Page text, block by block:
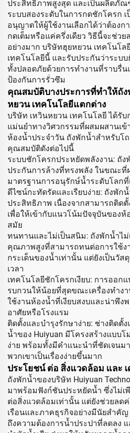
ประสิทธิภาพสูงสุด และเป็นผลิตภั
ระบบสองระดับในการกดชักโครก
อนุญาตให้ผู้ใช้งานเลือกได้ว่าต้องก
กดเต็มหรือแค่ครึ่งเดียว วิธีนี้จะช่ว
อย่างมาก บริษัทฮุยหยวน เทคโนโ
เทคโนโลยีนี้ และรับประกันว่าระบบ
ทั้งปลอดภัยด้วยการทำงานที่ราบรื่
ป้องกันการรั่วซึม
คุณสมบัติบางประการที่ทำให้ถั
หยวน เทคโนโลยีแตกต่าง
บริษัท เหวินหยวน เทคโนโลยี ได้รั
แม่นยำทางวิศวกรรมที่ผสมผสานเ
ห้องน้ำประจำวัน ถังพักน้ำสำหรับ
คุณสมบัติดังต่อไปนี้
ระบบชักโครกประหยัดพลังงาน: ถัง
ประกันการล้างที่ทรงพลัง ในขณะ
มาตรฐานการอนุรักษ์น้ำระดับโลกที่
ดีไซน์กะทัดรัดและเรียบง่าย: ถังพัก
ประสิทธิภาพ เนื่องจากสามารถติด
เพื่อให้เข้ากับแนวโน้มปัจจุบันของ
สมัย
ทนทานและไม่เป็นสนิม: ถังพักน้ำไม่
คุณภาพสูงที่สามารถทนต่อการใช้ง
กระเด็นของน้ำเท่านั้น แต่ยังเป็นวั
เวลา
เทคโนโลยีชักโครกเงียบ: การออก
รบกวนให้น้อยที่สุดขณะเครื่องทำง
ใช้งานห้องน้ำที่เงียบสงบและน่าพึง
อาศัยหรือโรงแรม
ติดตั้งและบำรุงรักษาง่าย: ช่างติดตั้
น้ำของ Huiyuan มีโครงสร้างแบบ
ง่าย พร้อมทั้งมีคำแนะนำที่ชัดเจนม
พวกเขาเป็นเรื่องง่ายขึ้นมาก
ประโยชน์ ต่อ สิ่งแวดล้อม และ
ถังพักน้ำของบริษัท Huiyuan
มาพร้อมฟังก์ชันประหยัดน้ำ ซึ่งไม่เ
ต่อสิ่งแวดล้อมเท่านั้น แต่ยังช่วยลด
เรือนและภาคธุรกิจอย่างมีนัยสำคั
ถึงความต้องการน้ำประปาที่ลดลง